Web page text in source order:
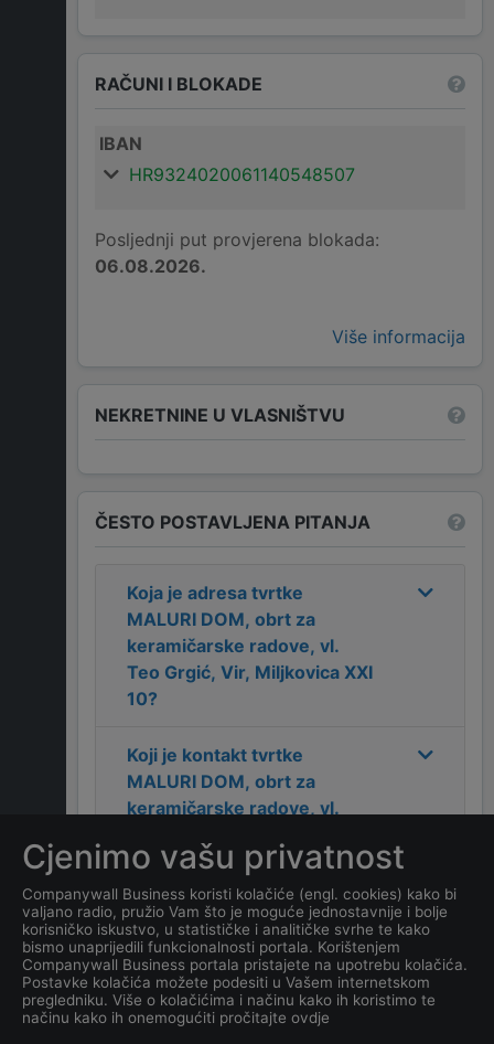
RAČUNI I BLOKADE
IBAN
HR9324020061140548507
Posljednji put provjerena blokada:
06.08.2026.
Više informacija
NEKRETNINE U VLASNIŠTVU
ČESTO POSTAVLJENA PITANJA
Koja je adresa tvrtke
MALURI DOM, obrt za
keramičarske radove, vl.
Teo Grgić, Vir, Miljkovica XXI
10?
Koji je kontakt tvrtke
MALURI DOM, obrt za
keramičarske radove, vl.
10?
Koji je datum osnivanja
tvrtkeMALURI DOM, obrt za
keramičarske radove, vl.
Teo Grgić, Vir, Miljkovica XXI
10?
Cjenimo vašu privatnost
Companywall Business koristi kolačiće (engl. cookies) kako bi
valjano radio, pružio Vam što je moguće jednostavnije i bolje
korisničko iskustvo, u statističke i analitičke svrhe te kako
bismo unaprijedili funkcionalnosti portala. Korištenjem
Companywall Business portala pristajete na upotrebu kolačića.
Postavke kolačića možete podesiti u Vašem internetskom
pregledniku. Više o kolačićima i načinu kako ih koristimo te
načinu kako ih onemogućiti pročitajte ovdje